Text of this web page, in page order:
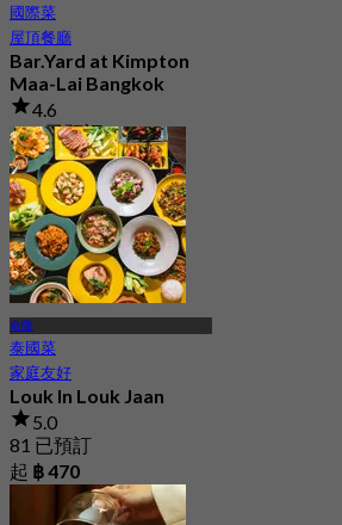
國際菜
屋頂餐廳
Bar.Yard at Kimpton
Maa-Lai Bangkok
4.6
584 已預訂
起฿ 500
奇隆
泰國菜
家庭友好
Louk In Louk Jaan
5.0
81 已預訂
起 ฿ 470